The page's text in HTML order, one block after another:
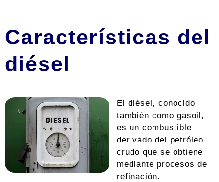
Características del
diésel
El diésel, conocido
también como gasoil,
es un combustible
derivado del petróleo
crudo que se obtiene
mediante procesos de
refinación.